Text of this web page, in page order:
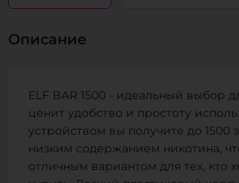
Описание
ELF BAR 1500 - идеальный выбор
ценит удобство и простоту
устройством вы получите до 1500
низким содержанием никотина,
отличным вариантом для тех, кто